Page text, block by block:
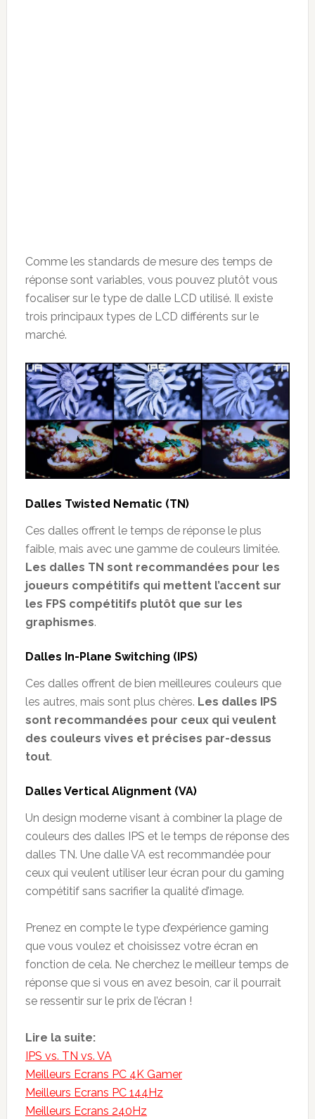
Comme les standards de mesure des temps de
réponse sont variables, vous pouvez plutôt vous
focaliser sur le type de dalle LCD utilisé. Il existe
trois principaux types de LCD différents sur le
marché.
Dalles Twisted Nematic (TN)
Ces dalles offrent le temps de réponse le plus
faible, mais avec une gamme de couleurs limitée.
Les dalles TN sont recommandées pour les
joueurs compétitifs qui mettent l’accent sur
les FPS compétitifs plutôt que sur les
graphismes.
Dalles In-Plane Switching (IPS)
Ces dalles offrent de bien meilleures couleurs que
les autres, mais sont plus chères. Les dalles IPS
sont recommandées pour ceux qui veulent
des couleurs vives et précises par-dessus
tout.
Dalles Vertical Alignment (VA)
Un design moderne visant à combiner la plage de
couleurs des dalles IPS et le temps de réponse des
dalles TN. Une dalle VA est recommandée pour
ceux qui veulent utiliser leur écran pour du gaming
compétitif sans sacrifier la qualité d’image.
Prenez en compte le type d’expérience gaming
que vous voulez et choisissez votre écran en
fonction de cela. Ne cherchez le meilleur temps de
réponse que si vous en avez besoin, car il pourrait
se ressentir sur le prix de l’écran !
Lire la suite:
IPS vs. TN vs. VA
Meilleurs Ecrans PC 4K Gamer
Meilleurs Ecrans PC 144Hz
Meilleurs Ecrans 240Hz